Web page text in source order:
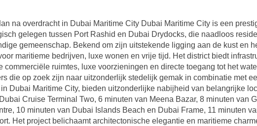
na overdracht in Dubai Maritime City Dubai Maritime City is een
gelegen tussen Port Rashid en Dubai Drydocks, die naadloos
gemeenschap. Bekend om zijn uitstekende ligging aan de kust en
maritieme bedrijven, luxe wonen en vrije tijd. Het district biedt
ruimtes, luxe voorzieningen en directe toegang tot het
die op zoek zijn naar uitzonderlijk stedelijk gemak in combinatie met
Dubai Maritime City, bieden uitzonderlijke nabijheid van belangrijke
Cruise Terminal Two, 6 minuten van Meena Bazar, 8 minuten van
10 minuten van Dubai Islands Beach en Dubai Frame, 11 minuten
Het project belichaamt architectonische elegantie en maritieme